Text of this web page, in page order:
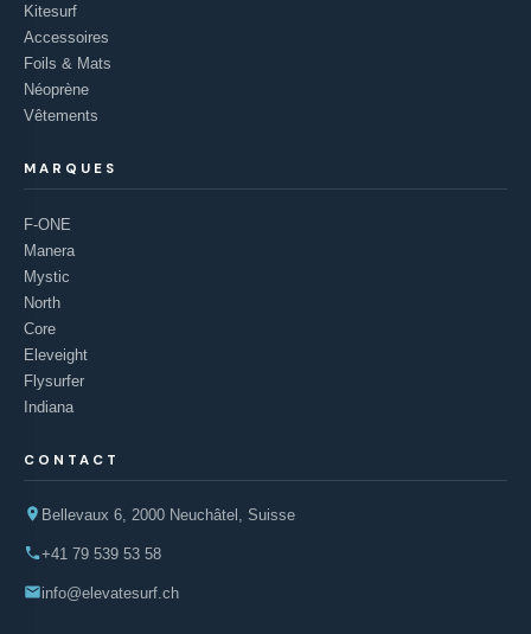
Kitesurf
Accessoires
Foils & Mats
Néoprène
Vêtements
MARQUES
F-ONE
Manera
Mystic
North
Core
Eleveight
Flysurfer
Indiana
CONTACT
Bellevaux 6, 2000 Neuchâtel, Suisse
+41 79 539 53 58
info@elevatesurf.ch